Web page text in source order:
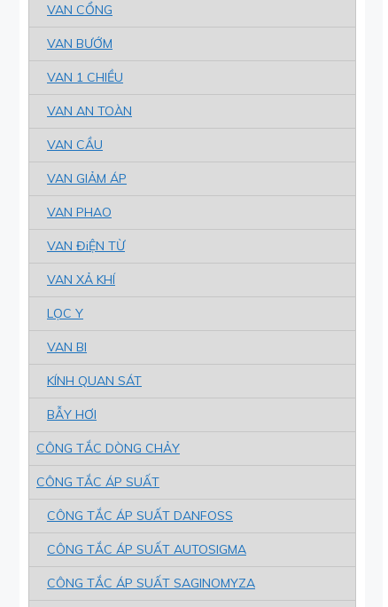
VAN CỔNG
VAN BƯỚM
VAN 1 CHIỀU
VAN AN TOÀN
VAN CẦU
VAN GIẢM ÁP
VAN PHAO
VAN ĐiỆN TỪ
VAN XẢ KHÍ
LỌC Y
VAN BI
KÍNH QUAN SÁT
BẪY HƠI
CÔNG TẮC DÒNG CHẢY
CÔNG TẮC ÁP SUẤT
CÔNG TẮC ÁP SUẤT DANFOSS
CÔNG TẮC ÁP SUẤT AUTOSIGMA
CÔNG TẮC ÁP SUẤT SAGINOMYZA